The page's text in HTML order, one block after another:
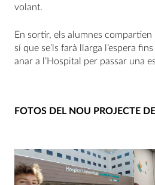
volant.
En sortir, els alumnes
sí que se’ls farà llarga l’espera
anar a l’Hospital per passar una
FOTOS DEL NOU PROJECTE